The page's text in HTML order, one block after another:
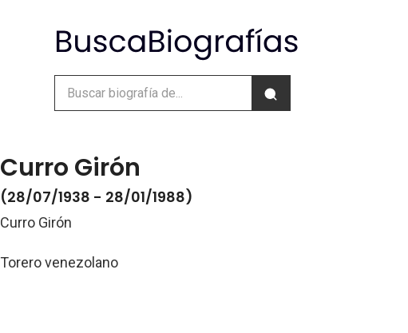
Curro Girón
(28/07/1938 - 28/01/1988)
Curro Girón
Torero venezolano